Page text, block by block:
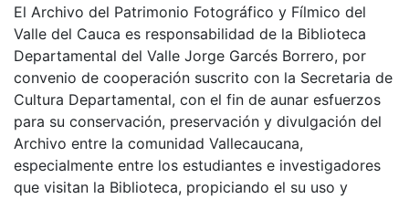
El Archivo del Patrimonio Fotográfico y Fílmico del
Valle del Cauca es responsabilidad de la Biblioteca
Departamental del Valle Jorge Garcés Borrero, por
convenio de cooperación suscrito con la Secretaria de
Cultura Departamental, con el fin de aunar esfuerzos
para su conservación, preservación y divulgación del
Archivo entre la comunidad Vallecaucana,
especialmente entre los estudiantes e investigadores
que visitan la Biblioteca, propiciando el su uso y